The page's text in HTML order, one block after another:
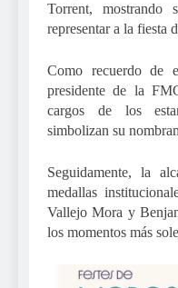
Torrent, mostrando
representar a la fiesta
Como recuerdo de
presidente de la
cargos de los
simbolizan su
Seguidamente, la
medallas
Vallejo Mora y
los momentos más